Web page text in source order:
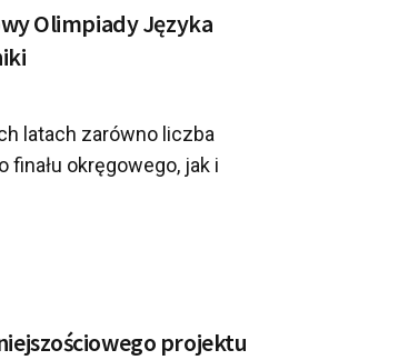
Olimpiady Języka
latach zarówno liczba
okręgowego, jak i
projektu